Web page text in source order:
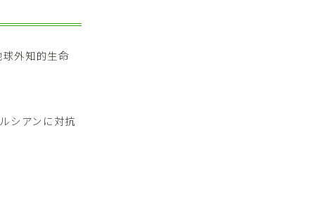
外知的生命
シアンに対抗